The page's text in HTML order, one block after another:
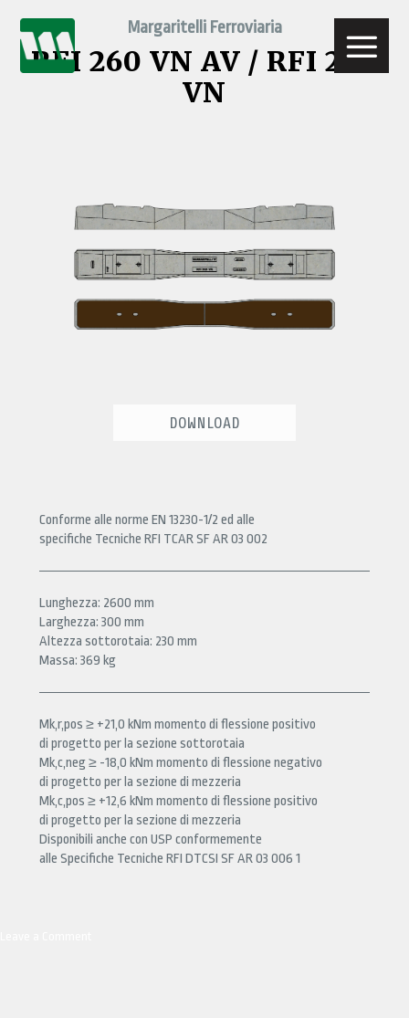
content
Margaritelli Ferroviaria
RFI 260 VN AV / RFI 260
VN
DOWNLOAD
Conforme alle norme EN 13230-1/2 ed alle
specifiche Tecniche RFI TCAR SF AR 03 002
Lunghezza: 2600 mm
Larghezza: 300 mm
Altezza sottorotaia: 230 mm
Massa: 369 kg
Mk,r,pos ≥ +21,0 kNm momento di flessione positivo
di progetto per la sezione sottorotaia
Mk,c,neg ≥ -18,0 kNm momento di flessione negativo
di progetto per la sezione di mezzeria
Mk,c,pos ≥ +12,6 kNm momento di flessione positivo
di progetto per la sezione di mezzeria
Disponibili anche con USP conformemente
alle Specifiche Tecniche RFI DTCSI SF AR 03 006 1